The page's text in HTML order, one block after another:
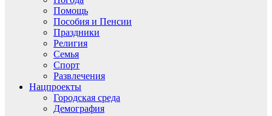
Помощь
Пособия и Пенсии
Праздники
Религия
Семья
Спорт
Развлечения
Нацпроекты
Городская среда
Демография